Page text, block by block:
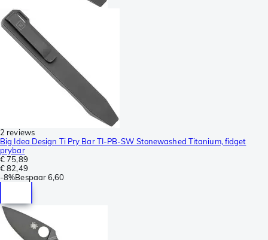
2 reviews
Big Idea Design Ti Pry Bar TI-PB-SW Stonewashed Titanium, fidget
prybar
€ 75,89
€ 82,49
-8%Bespaar6,60